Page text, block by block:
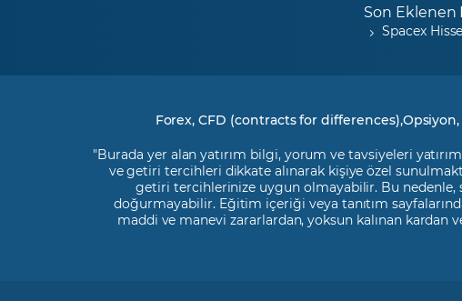
Son Eklenen
Spacex Hisse
Forex, CFD (contracts for
"Burada yer alan yatırım bilgi, yorum ve tavsiyeleri
ve getiri tercihleri dikkate alınarak kişiye özel
getiri tercihlerinize uygun olmayabilir. Bu nedenle,
doğurmayabilir. Eğitim içeriği veya tanıtım
maddi ve manevi zararlardan, yoksun kalınan kardan